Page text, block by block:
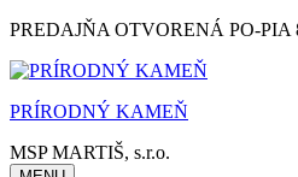
Skip
content
PREDAJŇA OTVORENÁ PO-PIA
PRÍRODNÝ KAMEŇ
MSP MARTIŠ, s.r.o.